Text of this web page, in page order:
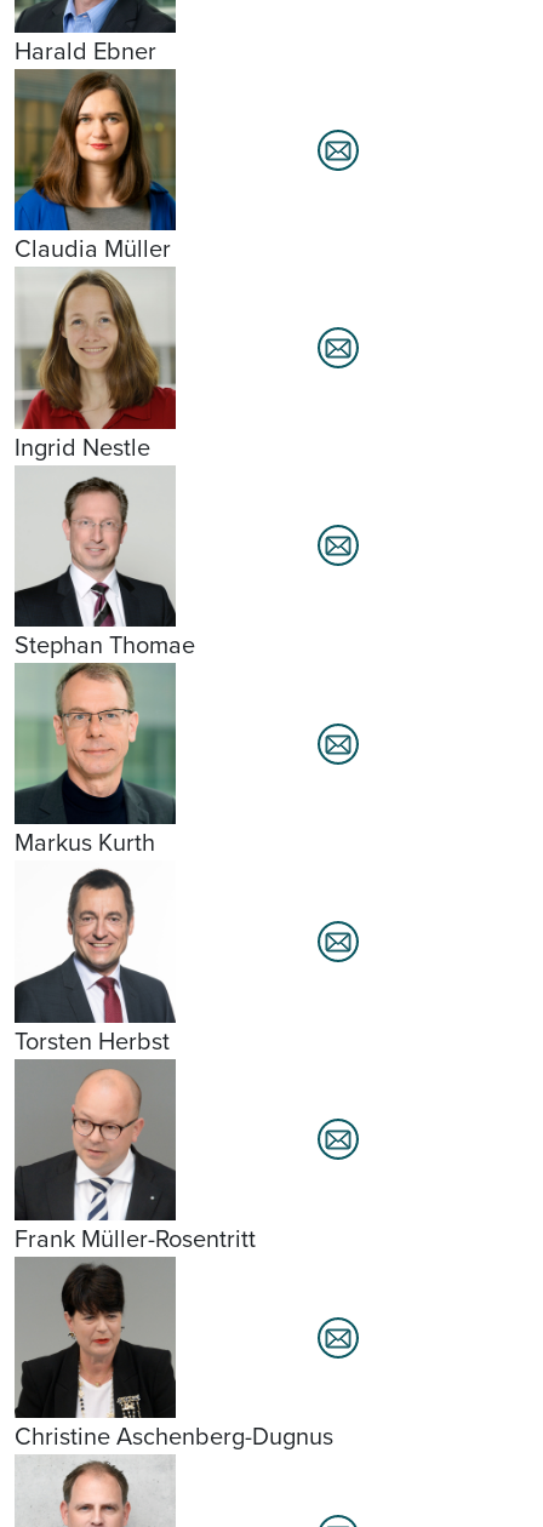
Harald Ebner
Claudia Müller
Ingrid Nestle
Stephan Thomae
Markus Kurth
Torsten Herbst
Frank Müller-Rosentritt
Christine Aschenberg-Dugnus